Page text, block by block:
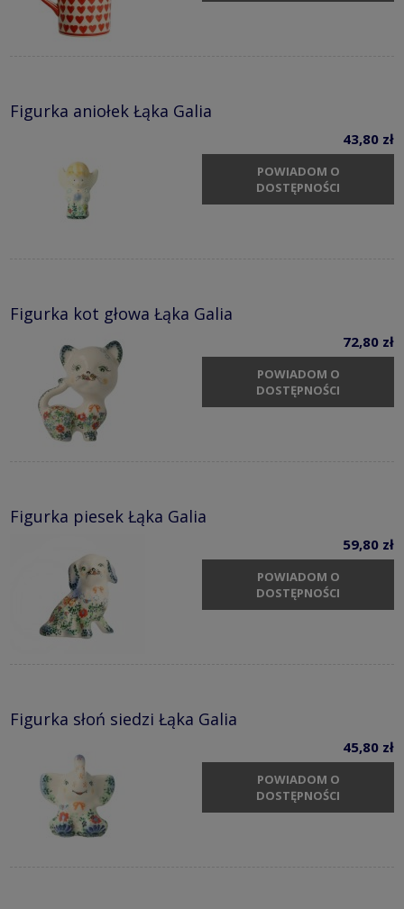
Figurka aniołek Łąka Galia
43,80 zł
POWIADOM O
DOSTĘPNOŚCI
Figurka kot głowa Łąka Galia
72,80 zł
POWIADOM O
DOSTĘPNOŚCI
Figurka piesek Łąka Galia
59,80 zł
POWIADOM O
DOSTĘPNOŚCI
Figurka słoń siedzi Łąka Galia
45,80 zł
POWIADOM O
DOSTĘPNOŚCI